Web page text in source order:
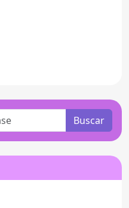
Buscar